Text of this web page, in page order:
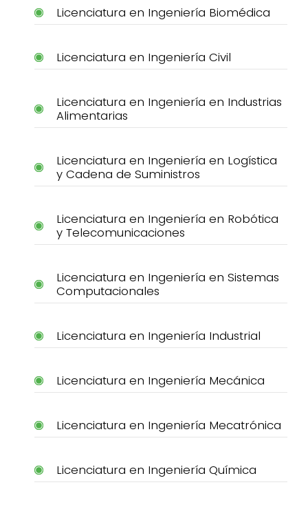
Licenciatura en Ingeniería Biomédica
Licenciatura en Ingeniería Civil
Licenciatura en Ingeniería en Industrias
Alimentarias
Licenciatura en Ingeniería en Logística
y Cadena de Suministros
Licenciatura en Ingeniería en Robótica
y Telecomunicaciones
Licenciatura en Ingeniería en Sistemas
Computacionales
Licenciatura en Ingeniería Industrial
Licenciatura en Ingeniería Mecánica
Licenciatura en Ingeniería Mecatrónica
Licenciatura en Ingeniería Química